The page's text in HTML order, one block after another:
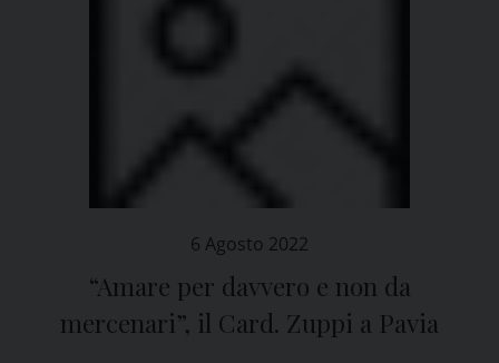
6 Agosto 2022
“Amare per davvero e non da
mercenari”, il Card. Zuppi a Pavia